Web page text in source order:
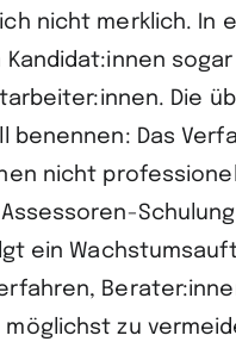
nicht merklich. In
Die
benennen: Das
nicht
ein
zu